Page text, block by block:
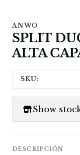
ANWO
SPLIT
ALTA
SKU:
Show
DESCRIPCIÓN